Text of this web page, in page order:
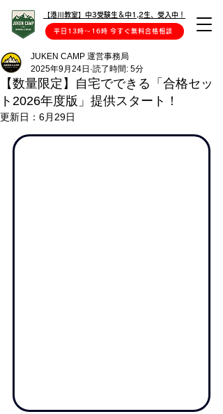
平日13時〜16時 今すぐ無料合格相談
【港川教室】中3受験生＆中1,2生、受入中！
【数量限定】自宅でできる「合格セッ
ト2026年度版」提供スタート！
JUKEN CAMP 運営事務局
2025年9月24日 読了時間: 5分
更新日： 6月29日